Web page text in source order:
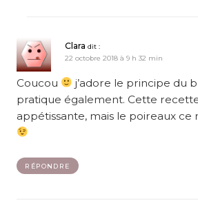
Clara dit :
22 octobre 2018 à 9 h 32 min
Coucou
j’adore le principe du
pratique également. Cette recette
appétissante, mais le poireaux ce
RÉPONDRE